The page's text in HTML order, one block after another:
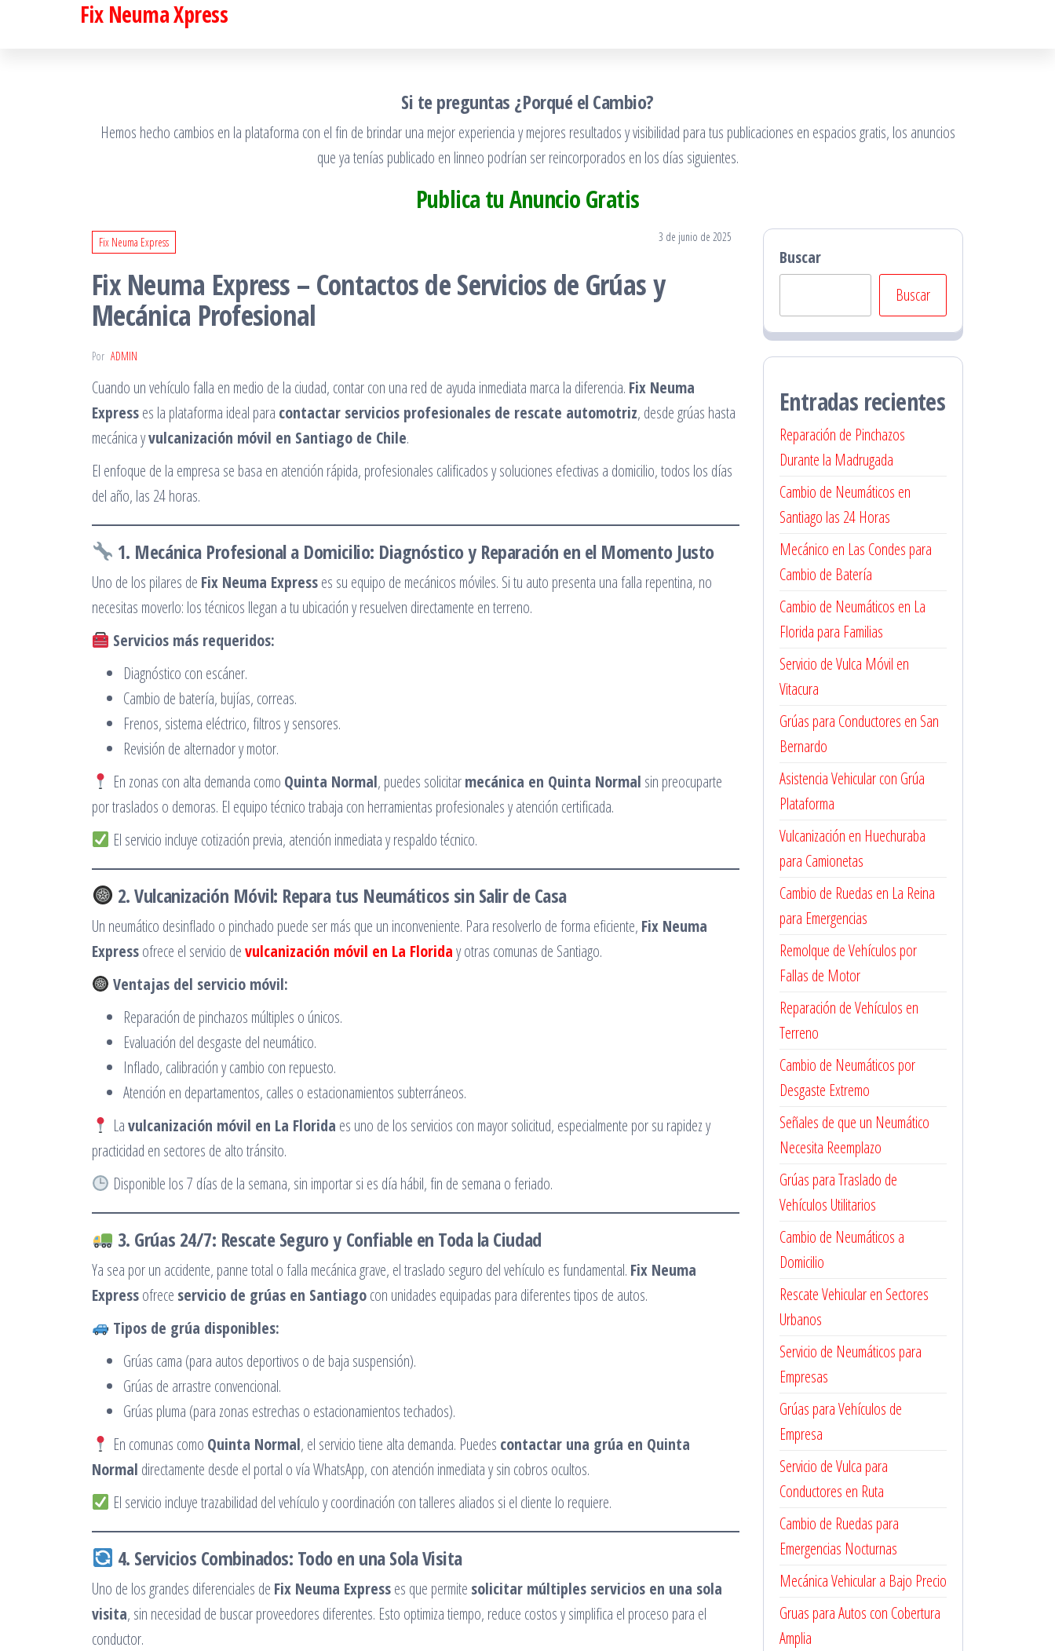
Fix Neuma Xpress
Si te preguntas ¿Porqué el Cambio?
Hemos hecho cambios en la plataforma con el fin de brindar una mejor experiencia y mejores resultados y visibilidad para tus publicaciones en espacios gratis, los anuncios
que ya tenías publicado en linneo podrían ser reincorporados en los días siguientes.
Publica tu Anuncio Gratis
Fix Neuma Express 3 de junio de 2025
Fix Neuma Express – Contactos de Servicios de Grúas y
Mecánica Profesional
Por ADMIN
Cuando un vehículo falla en medio de la ciudad, contar con una red de ayuda inmediata marca la diferencia. Fix Neuma
Expresses la plataforma ideal para contactar servicios profesionales de rescate automotriz, desde grúas hasta
mecánica yvulcanización móvil en Santiago de Chile.
El enfoque de la empresa se basa en atención rápida, profesionales calificados y soluciones efectivas a domicilio, todos los días
del año, las 24 horas.
1. Mecánica Profesional a Domicilio: Diagnóstico y Reparación en el Momento Justo
Uno de los pilares de Fix Neuma Expresses su equipo de mecánicos móviles. Si tu auto presenta una falla repentina, no
necesitas moverlo: los técnicos llegan a tu ubicación y resuelven directamente en terreno.
Servicios más requeridos:
Diagnóstico con escáner.
Cambio de batería, bujías, correas.
Frenos, sistema eléctrico, filtros y sensores.
Revisión de alternador y motor.
En zonas con alta demanda como Quinta Normal, puedes solicitarmecánica en Quinta Normal sin preocuparte
por traslados o demoras. El equipo técnico trabaja con herramientas profesionales y atención certificada.
El servicio incluye cotización previa, atención inmediata y respaldo técnico.
2. Vulcanización Móvil: Repara tus Neumáticos sin Salir de Casa
Un neumático desinflado o pinchado puede ser más que un inconveniente. Para resolverlo de forma eficiente, Fix Neuma
Expressofrece el servicio devulcanización móvil en La Floriday otras comunas de Santiago.
Ventajas del servicio móvil:
Reparación de pinchazos múltiples o únicos.
Evaluación del desgaste del neumático.
Inflado, calibración y cambio con repuesto.
Atención en departamentos, calles o estacionamientos subterráneos.
Lavulcanización móvil en La Florida es uno de los servicios con mayor solicitud, especialmente por su rapidez y
practicidad en sectores de alto tránsito.
Disponible los 7 días de la semana, sin importar si es día hábil, fin de semana o feriado.
3. Grúas 24/7: Rescate Seguro y Confiable en Toda la Ciudad
Ya sea por un accidente, panne total o falla mecánica grave, el traslado seguro del vehículo es fundamental. Fix Neuma
Expressofrece servicio de grúas en Santiagocon unidades equipadas para diferentes tipos de autos.
Tipos de grúa disponibles:
Grúas cama (para autos deportivos o de baja suspensión).
Grúas de arrastre convencional.
Grúas pluma (para zonas estrechas o estacionamientos techados).
En comunas como Quinta Normal, el servicio tiene alta demanda. Puedes contactar una grúa en Quinta
Normal directamente desde el portal o vía WhatsApp, con atención inmediata y sin cobros ocultos.
El servicio incluye trazabilidad del vehículo y coordinación con talleres aliados si el cliente lo requiere.
4. Servicios Combinados: Todo en una Sola Visita
Uno de los grandes diferenciales de Fix Neuma Expresses que permite solicitar múltiples servicios en una sola
visita, sin necesidad de buscar proveedores diferentes. Esto optimiza tiempo, reduce costos y simplifica el proceso para el
conductor.
Buscar
Buscar
Entradas recientes
Reparación de Pinchazos
Durante la Madrugada
Cambio de Neumáticos en
Santiago las 24 Horas
Mecánico en Las Condes para
Cambio de Batería
Cambio de Neumáticos en La
Florida para Familias
Servicio de Vulca Móvil en
Vitacura
Grúas para Conductores en San
Bernardo
Asistencia Vehicular con Grúa
Plataforma
Vulcanización en Huechuraba
para Camionetas
Cambio de Ruedas en La Reina
para Emergencias
Remolque de Vehículos por
Fallas de Motor
Reparación de Vehículos en
Terreno
Cambio de Neumáticos por
Desgaste Extremo
Señales de que un Neumático
Necesita Reemplazo
Grúas para Traslado de
Vehículos Utilitarios
Cambio de Neumáticos a
Domicilio
Rescate Vehicular en Sectores
Urbanos
Servicio de Neumáticos para
Empresas
Grúas para Vehículos de
Empresa
Servicio de Vulca para
Conductores en Ruta
Cambio de Ruedas para
Emergencias Nocturnas
Mecánica Vehicular a Bajo Precio
Gruas para Autos con Cobertura
Amplia